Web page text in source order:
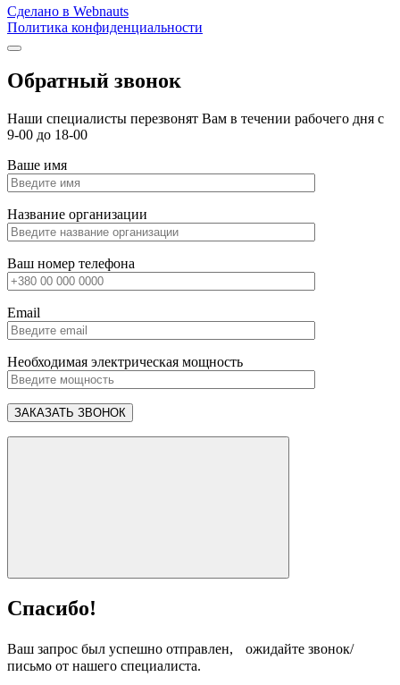
Сделано в Webnauts
Политика конфиденциальности
Обратный звонок
Наши специалисты перезвонят Вам в течении рабочего дня с
9-00 до 18-00
Ваше имя
Название организации
Ваш номер телефона
Email
Необходимая электрическая мощность
Спасибо!
Ваш запрос был успешно отправлен, ожидайте звонок/
письмо от нашего специалиста.